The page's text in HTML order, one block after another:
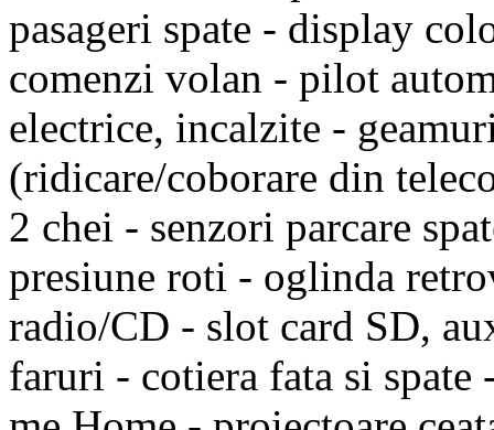
pasageri spate - display
comenzi volan - pilot
electrice, incalzite -
(ridicare/coborare din
2 chei - senzori parcare
presiune roti - oglinda
radio/CD - slot card SD,
faruri - cotiera fata si